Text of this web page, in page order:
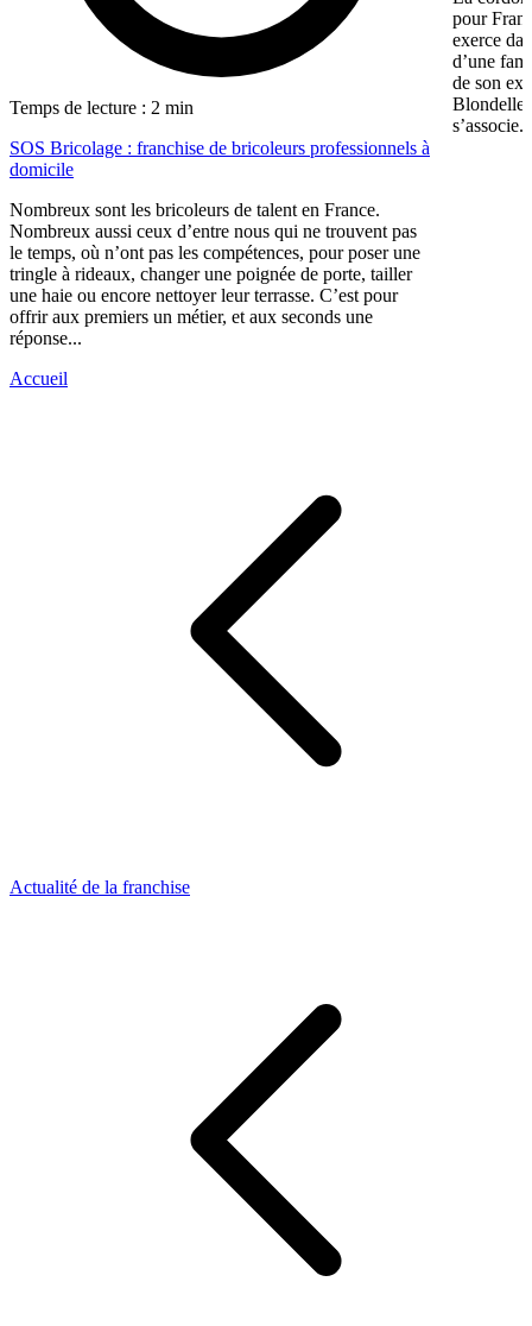
Temps de lecture : 2 min
SOS Bricolage : franchise de bricoleurs professionnels à
domicile
Nombreux sont les bricoleurs de talent en France.
Nombreux aussi ceux d’entre nous qui ne trouvent pas
le temps, où n’ont pas les compétences, pour poser une
tringle à rideaux, changer une poignée de porte, tailler
une haie ou encore nettoyer leur terrasse. C’est pour
offrir aux premiers un métier, et aux seconds une
réponse...
pour
exerce
d’une
de son
Blondelle
Accueil
Actualité de la franchise